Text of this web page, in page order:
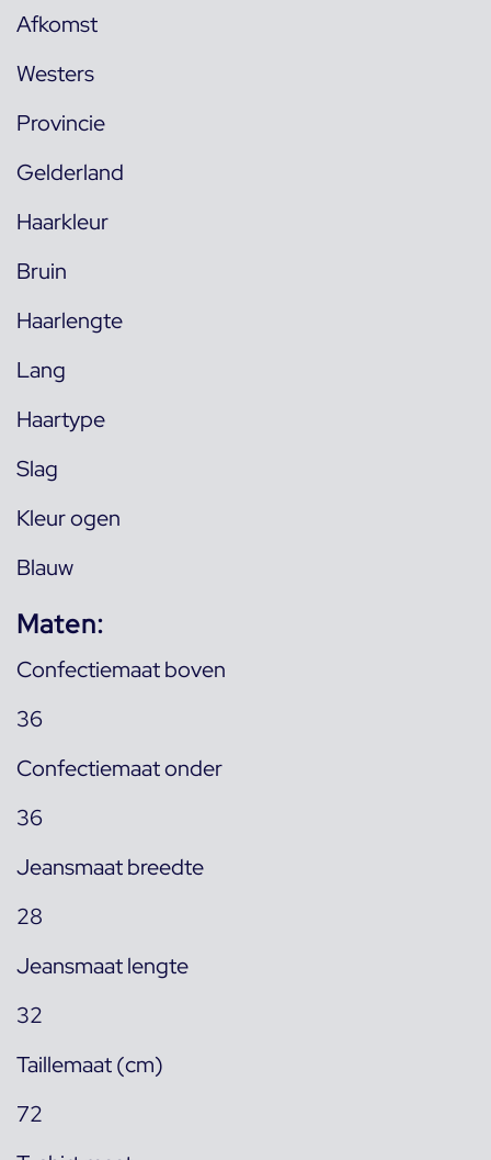
Afkomst
Westers
Provincie
Gelderland
Haarkleur
Bruin
Haarlengte
Lang
Haartype
Slag
Kleur ogen
Blauw
Maten:
Confectiemaat boven
36
Confectiemaat onder
36
Jeansmaat breedte
28
Jeansmaat lengte
32
Taillemaat (cm)
72